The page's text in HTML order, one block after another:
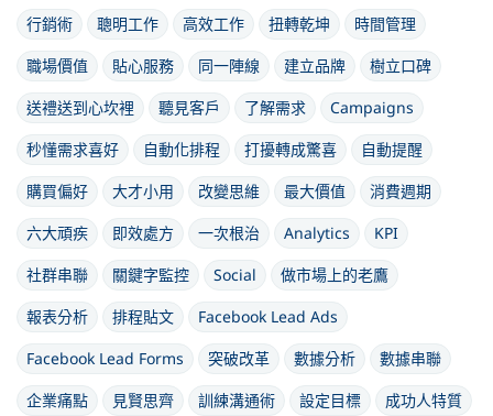
行銷術 聰明工作 高效工作 扭轉乾坤
時間管理
職場價值
貼心服務 同一陣線 建立品牌
樹立口碑
送禮送到心坎裡
聽見客戶 了解需求
Campaigns
秒懂需求喜好
自動化排程 打擾轉成驚喜
自動提醒
購買偏好
大才小用 改變思維 最大價值
消費週期
六大頑疾
即效處方 一次根治 Analytics
KPI
社群串聯
關鍵字監控 Social
做市場上的老鷹
報表分析
排程貼文
Facebook Lead Ads
Facebook Lead Forms
突破改革 數據分析
數據串聯
企業痛點
見賢思齊 訓練溝通術 設定目標
成功人特質